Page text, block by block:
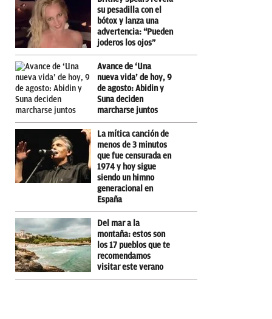
su pesadilla con el
bótox y lanza una
advertencia: “Pueden
joderos los ojos”
Avance de ‘Una
nueva vida’ de hoy, 9
de agosto: Abidin y
Suna deciden
marcharse juntos
La mítica canción de
menos de 3 minutos
que fue censurada en
1974 y hoy sigue
siendo un himno
generacional en
España
Del mar a la
montaña: estos son
los 17 pueblos que te
recomendamos
visitar este verano